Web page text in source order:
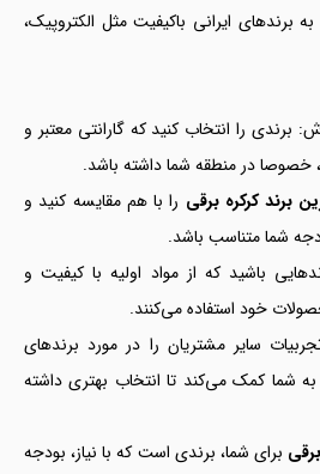
برندهای ایرانی باکیفیت مثل الکتروپیک،
را انتخاب کنید که گارانتی معتبر و
در منطقه شما داشته باشد.
برند کرکره برقیرا با هم مقایسه کنید و
شما متناسب باشد.
باشید که از مواد اولیه با کیفیت و
خود استفاده می‌کنند.
سایر مشتریان را در مورد برندهای
شما کمک می‌کند تا انتخاب بهتری داشته
برای شما، برندی است که با نیاز، بودجه